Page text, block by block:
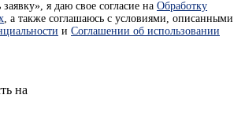
я даю свое согласие на Обработку
, а также соглашаюсь с условиями, описанными
и Соглашении об использовании
на